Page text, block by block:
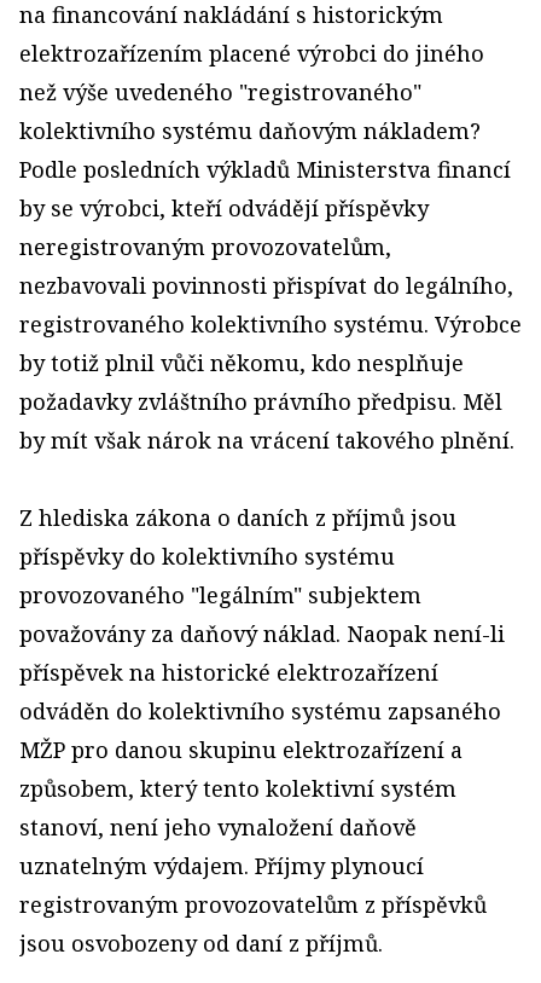
na financování nakládání s historickým
elektrozařízením placené výrobci do jiného
než výše uvedeného "registrovaného"
kolektivního systému daňovým nákladem?
Podle posledních výkladů Ministerstva financí
by se výrobci, kteří odvádějí příspěvky
neregistrovaným provozovatelům,
nezbavovali povinnosti přispívat do legálního,
registrovaného kolektivního systému. Výrobce
by totiž plnil vůči někomu, kdo nesplňuje
požadavky zvláštního právního předpisu. Měl
by mít však nárok na vrácení takového plnění.
Z hlediska zákona o daních z příjmů jsou
příspěvky do kolektivního systému
provozovaného "legálním" subjektem
považovány za daňový náklad. Naopak není-li
příspěvek na historické elektrozařízení
odváděn do kolektivního systému zapsaného
MŽP pro danou skupinu elektrozařízení a
způsobem, který tento kolektivní systém
stanoví, není jeho vynaložení daňově
uznatelným výdajem. Příjmy plynoucí
registrovaným provozovatelům z příspěvků
jsou osvobozeny od daní z příjmů.